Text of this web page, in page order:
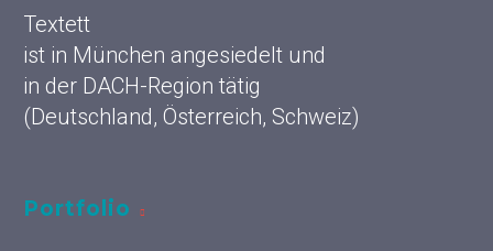
Textett
ist in München angesiedelt und
in der DACH-Region tätig
(Deutschland, Österreich, Schweiz)
Portfolio